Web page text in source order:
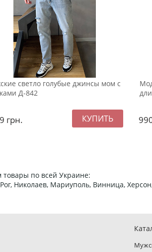
светло голубые джинсы мом с
Д-842
грн.
товары по всей Украине:
Николаев, Мариуполь, Винница,